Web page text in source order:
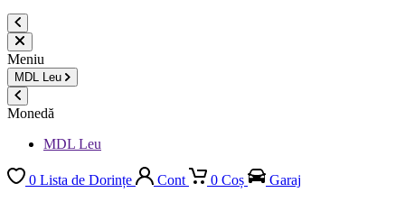
Meniu
MDL Leu
Monedă
MDL Leu
0 Lista de Dorințe Cont 0 Coș
Garaj